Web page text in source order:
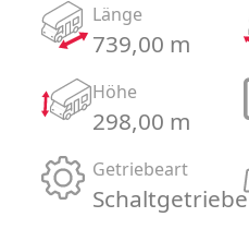
Länge
739,00 m
Höhe
298,00 m
Getriebeart
Schaltgetriebe